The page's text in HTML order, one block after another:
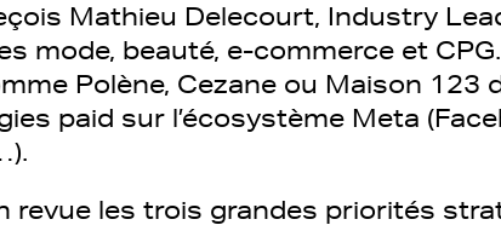
Mathieu Delecourt, Industry
mode, beauté, e-commerce et
Polène, Cezane ou Maison 123
paid sur l’écosystème Meta
revue les trois grandes priorités